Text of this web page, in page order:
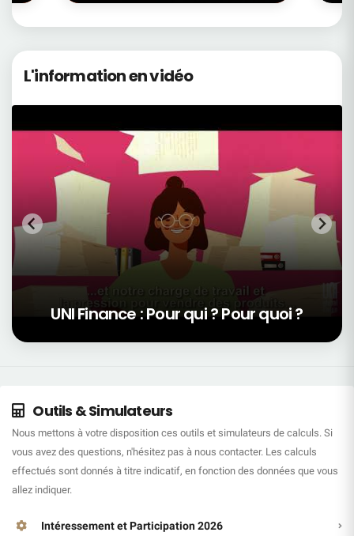
L'information en vidéo
UNI Finance : Pour qui ? Pour quoi ?
Outils & Simulateurs
Nous mettons à votre disposition ces outils et simulateurs de calculs. Si
vous avez des questions, n'hésitez pas à nous contacter. Les calculs
effectués sont donnés à titre indicatif, en fonction des données que vous
allez indiquer.
Intéressement et Participation 2026